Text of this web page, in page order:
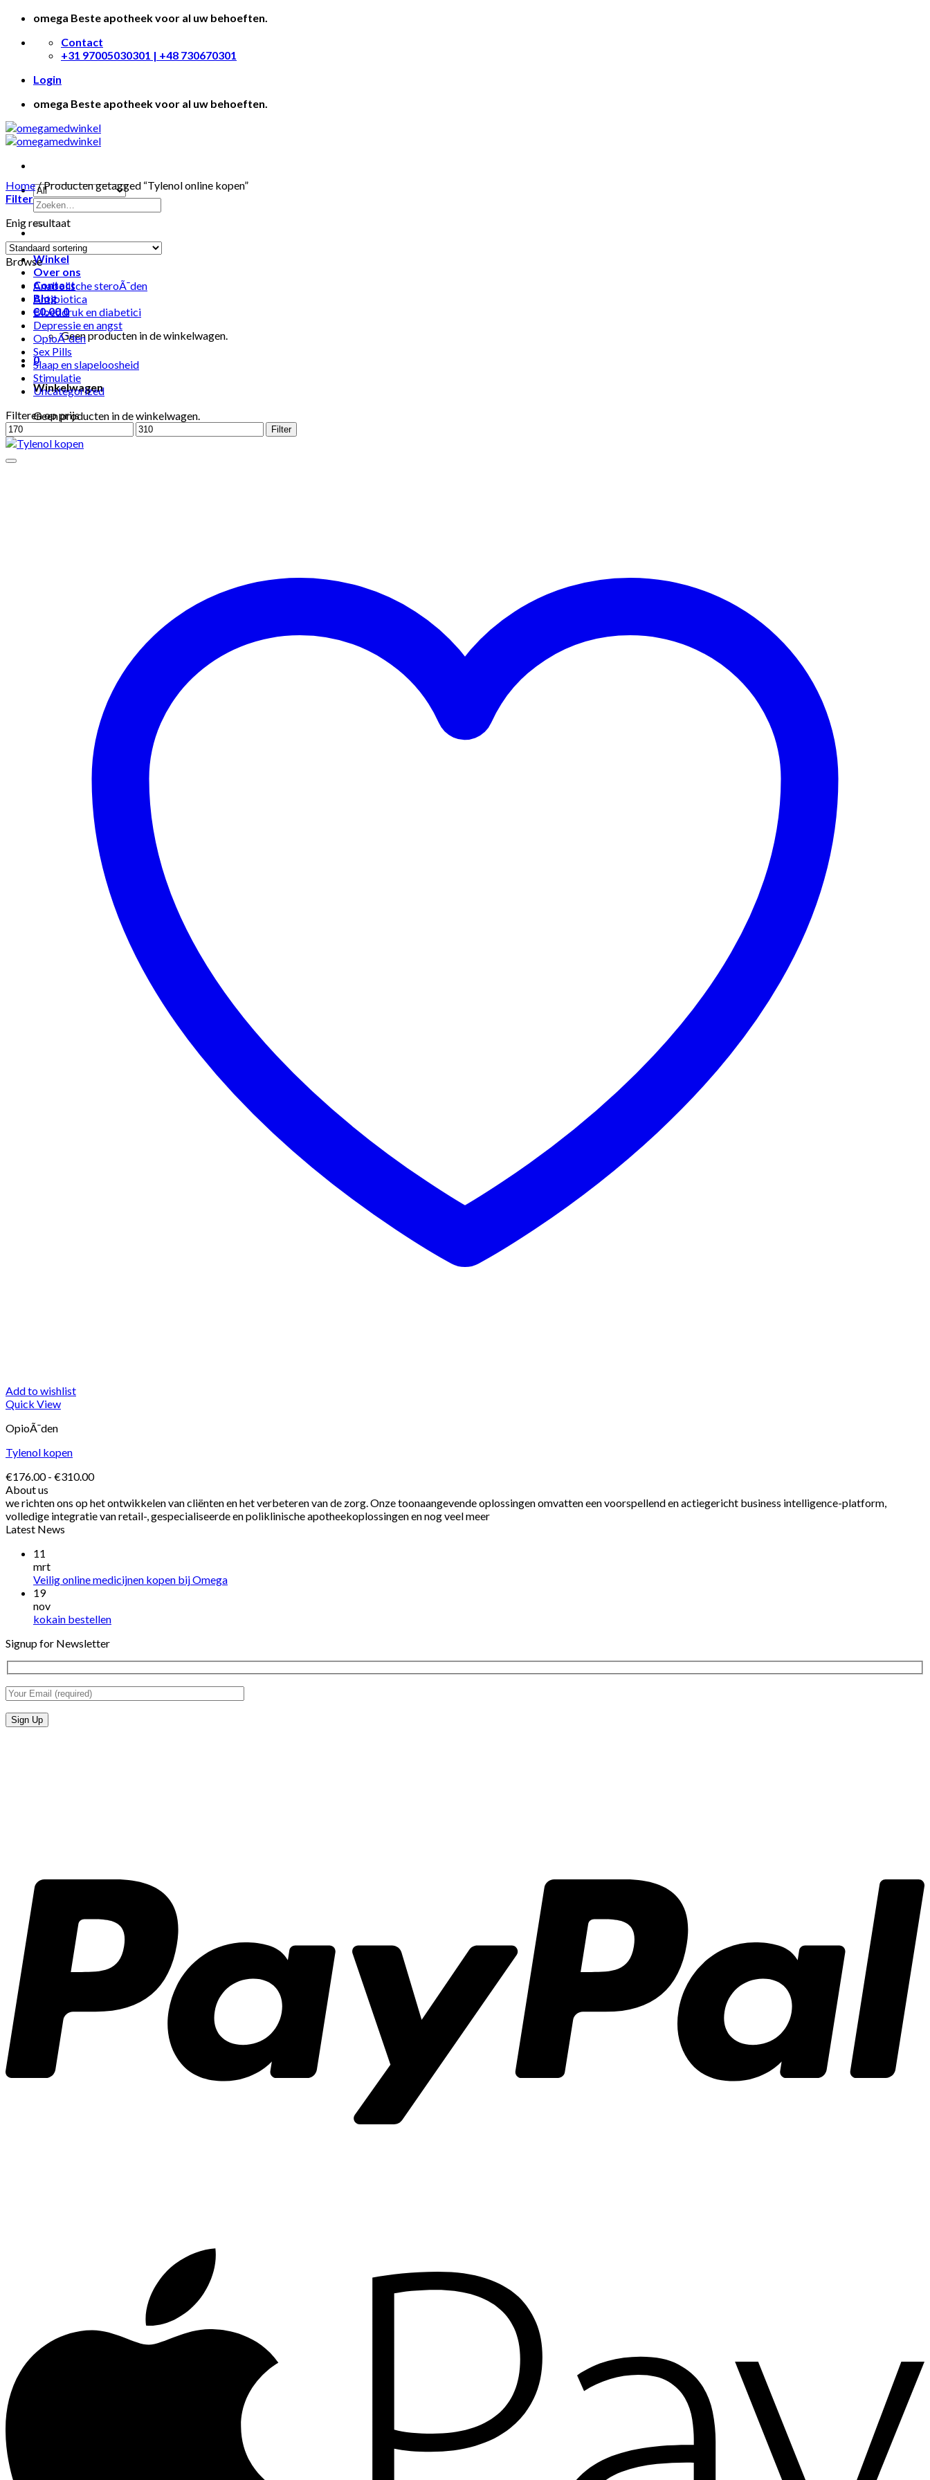
Skip
content
omega Beste apotheek voor al uw behoeften.
Contact
+31 97005030301 | +48 730670301
Login
omega Beste apotheek voor al uw behoeften.
Huis
Winkel
Over ons
Contact
Blog
€0.000
Geen producten in de winkelwagen.
0
Winkelwagen
Geen producten in de winkelwagen.
Home/Producten getagged “Tylenol online kopen”
Filter
Enig resultaat
Browse
Anabolische steroÃ¯den
Antibiotica
Bloeddruk en diabetici
Depressie en angst
OpioÃ¯den
Sex Pills
Slaap en slapeloosheid
Stimulatie
Uncategorized
Filteren op prijs
Min.
prijs
Max.
prijs
Filter
Add to wishlist
Quick View
OpioÃ¯den
Tylenol kopen
€176.00 - €310.00Prijsklasse:
tot
€310.00
About us
we richten ons op het ontwikkelen van cliënten en het verbeteren van de zorg. Onze toonaangevende oplossingen omvatten een voorspellend en actiegericht business intelligence-platform,
volledige integratie van retail-, gespecialiseerde en poliklinische apotheekoplossingen en nog veel meer
Latest News
11
mrt
Veilig online medicijnen kopen bij Omega
19
nov
kokain bestellen
Signup for Newsletter